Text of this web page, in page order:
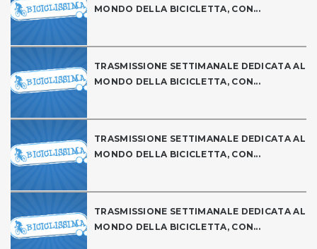
MONDO DELLA BICICLETTA, CON...
TRASMISSIONE SETTIMANALE DEDICATA AL
MONDO DELLA BICICLETTA, CON...
TRASMISSIONE SETTIMANALE DEDICATA AL
MONDO DELLA BICICLETTA, CON...
TRASMISSIONE SETTIMANALE DEDICATA AL
MONDO DELLA BICICLETTA, CON...